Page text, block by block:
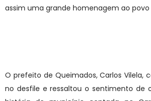
assim uma grande homenagem ao povo
O prefeito de Queimados, Carlos Vilela,
no desfile e ressaltou o sentimento de